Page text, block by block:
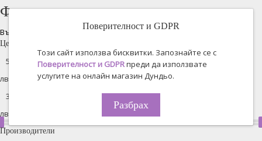
Филтрирано търсене
Възстановяване на всички
Цена
лв. -
лв.
Производители
Поверителност и GDPR
Този сайт използва бисквитки. Запознайте се с
Поверителност и GDPRпреди да използвате
услугите на онлайн магазин Дундьо.
Разбрах